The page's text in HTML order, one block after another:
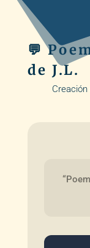
💬
de J.L.
Creación